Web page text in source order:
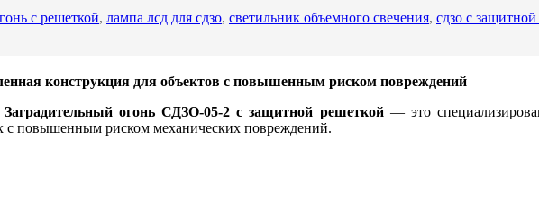
с решеткой, лампа лсд для сдзо, светильник объемного свечения, сдзо с
конструкция для объектов с повышенным риском повреждений
Заградительный огонь СДЗО-05-2 с защитной решеткой— это
с повышенным риском механических повреждений.